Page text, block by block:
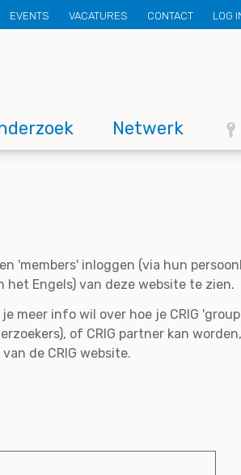
EVENTS VACATURES CONTACT LOG
Netwerk
'members' inloggen (via hun
Engels) van deze website te zien.
meer info wil over hoe je CRIG
of CRIG partner kan
de CRIG website.